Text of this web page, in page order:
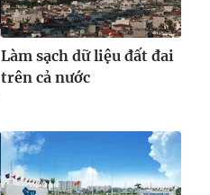
Làm sạch dữ liệu đất đai
trên cả nước